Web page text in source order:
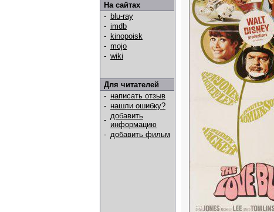
На сайтах
- blu-ray
- imdb
- kinopoisk
- mojo
- wiki
Для читателей
- написать отзыв
- нашли ошибку?
- добавить
информацию
- добавить фильм